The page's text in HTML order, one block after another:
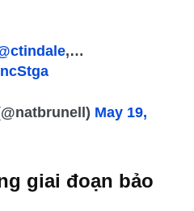
,…
May 19,
giai đoạn bảo